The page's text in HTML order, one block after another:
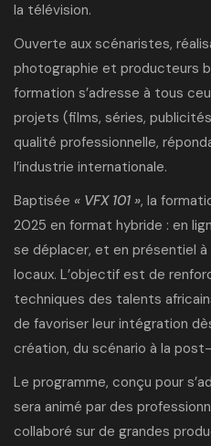
la télévision.
Ouverte aux scénaristes,
photographie et producteurs
formation s’adresse à tous
projets (films, séries,
qualité professionnelle,
l’industrie internationale.
Baptisée « VFX 101 », la
2025 en format hybride : en
se déplacer, et en présentiel
locaux. L’objectif est de
techniques des talents
de favoriser leur intégration
création, du scénario à la
Le programme, conçu pour
sera animé par des
collaboré sur de grandes